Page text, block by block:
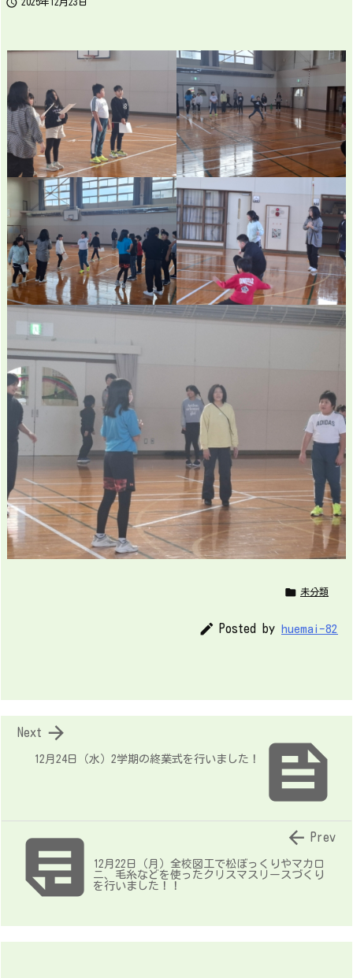
 未分類
 Posted by huemai-82

12月24日（水）2学期の終業式を行いました！

Next
12月22日（月）全校図工で松ぼっくりやマカロ
ニ、毛糸などを使ったクリスマスリースづくり
を行いました！！
 Prev